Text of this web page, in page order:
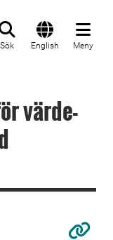
Sök English Meny
värde-